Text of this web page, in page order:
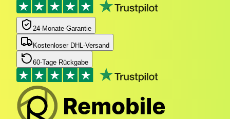
24‑Monate‑Garantie
Kostenloser DHL-Versand
60-Tage Rückgabe